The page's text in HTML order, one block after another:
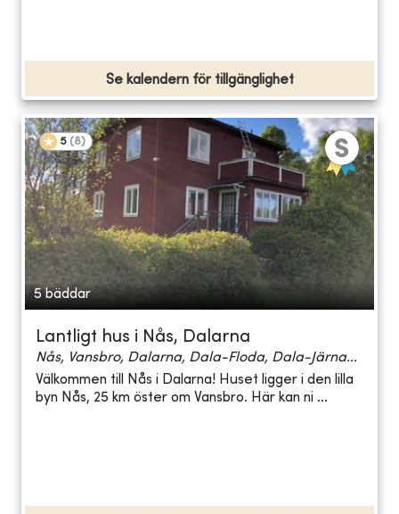
Se kalendern för tillgänglighet
5 (8)
5 bäddar
Lantligt hus i Nås, Dalarna
Nås, Vansbro, Dalarna, Dala-Floda, Dala-Järna...
Välkommen till Nås i Dalarna! Huset ligger i den lilla
byn Nås, 25 km öster om Vansbro. Här kan ni ...